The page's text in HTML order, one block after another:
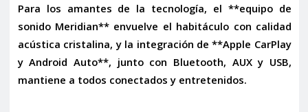
Para los amantes de la tecnología, el **equipo de
sonido Meridian** envuelve el habitáculo con calidad
acústica cristalina, y la integración de **Apple CarPlay
y Android Auto**, junto con Bluetooth, AUX y USB,
mantiene a todos conectados y entretenidos.